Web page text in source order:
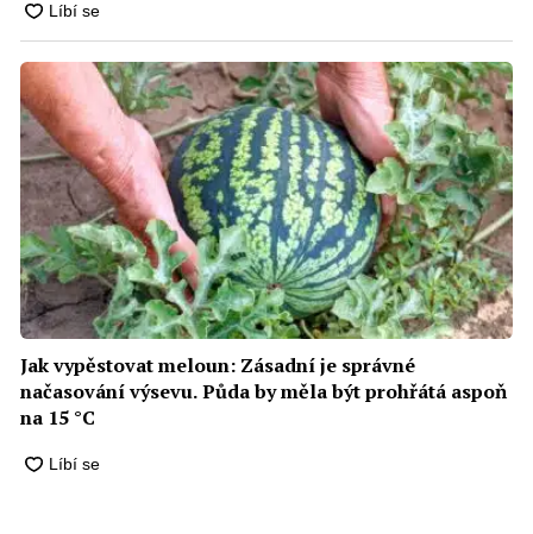
Jak vypěstovat meloun: Zásadní je správné
načasování výsevu. Půda by měla být prohřátá aspoň
na 15 °C